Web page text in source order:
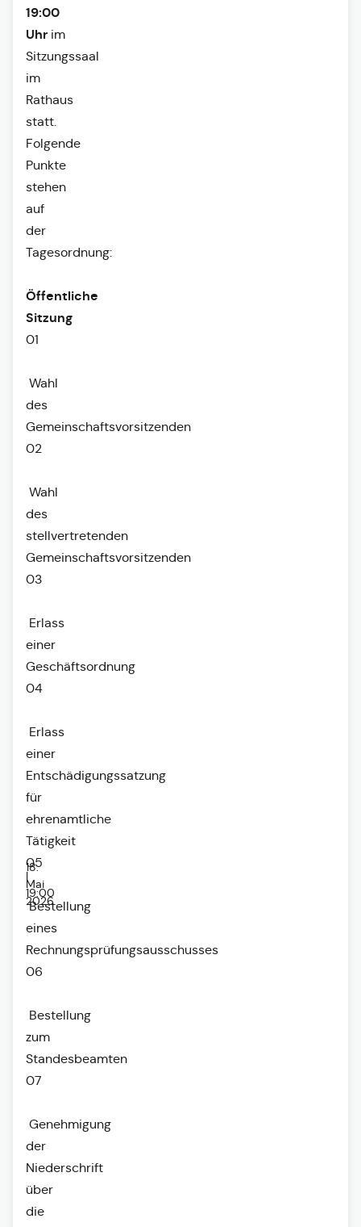
18.
Mai
2026
|
19:00
19:00
Uhr im
Sitzungssaal
im
Rathaus
statt.
Folgende
Punkte
stehen
auf
der
Tagesordnung:
Öffentliche
Sitzung
01
Wahl
des
Gemeinschaftsvorsitzenden
02
Wahl
des
stellvertretenden
Gemeinschaftsvorsitzenden
03
Erlass
einer
Geschäftsordnung
04
Erlass
einer
Entschädigungssatzung
für
ehrenamtliche
Tätigkeit
05
Bestellung
eines
Rechnungsprüfungsausschusses
06
Bestellung
zum
Standesbeamten
07
Genehmigung
der
Niederschrift
über
die